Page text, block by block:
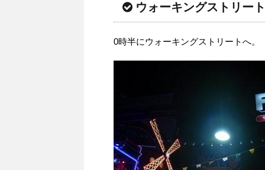
ウォーキングストリート
0時半にウォーキングストリートへ。